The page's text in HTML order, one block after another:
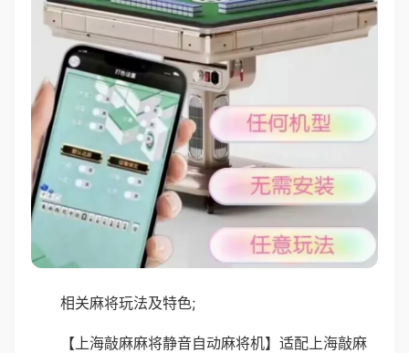
相关麻将玩法及特色;
【上海敲麻麻将静音自动麻将机】适配上海敲麻